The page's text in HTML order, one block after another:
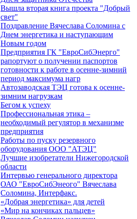
Вышла вторая книга проекта "Добрый
свет"
Поздравление Вячеслава Соломина с
Днем энергетика и наступающим
Новым годом
Предприятия ГК "ЕвроСибЭнерго"
рапортуют о получении паспортов
готовности к работе в осенне-зимний
период максимума нагр
Автозаводская ТЭЦ готова к осенне-
зимним нагрузкам
Бегом к успеху
Профессиональная этика –
необходимый регулятор в механизме
предприятия
Работы по пуску резервного
оборудования ООО "АТЭЦ"
Лучшие изобретатели Нижегородской
области
Интервью генерального директора
ОАО "ЕвроСибЭнеого" Вячеслава
Соломина, Интерфакс.
«Добрая энергетика» для детей
«Мир на кончиках пальцев»